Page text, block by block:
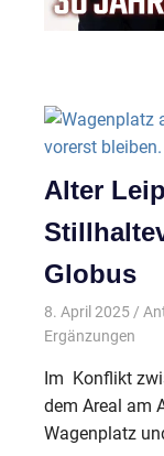
Alter
Globus
8. April 2025
Ergänzungen
Im Konflikt
dem Areal am
Wagenplatz